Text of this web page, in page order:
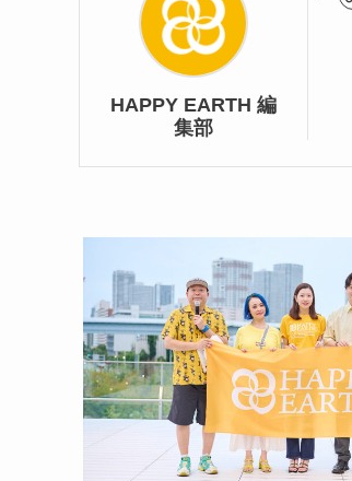
HAPPY EARTH 編
集部